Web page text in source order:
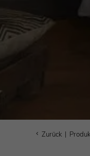
Zurück |